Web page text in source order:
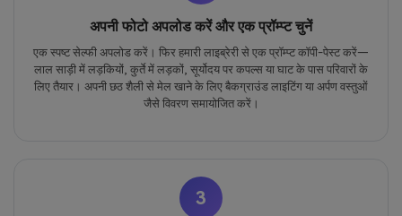
अपनी फोटो अपलोड करें और एक प्रॉम्प्ट चुनें
एक स्पष्ट सेल्फी अपलोड करें। फिर हमारी लाइब्रेरी से एक प्रॉम्प्ट कॉपी-पेस्ट करें—
लाल साड़ी में लड़कियों, कुर्ते में लड़कों, सूर्योदय पर कपल्स या घाट के पास परिवारों के
लिए तैयार। अपनी छठ शैली से मेल खाने के लिए बैकग्राउंड लाइटिंग या अर्पण वस्तुओं
जैसे विवरण समायोजित करें।
3